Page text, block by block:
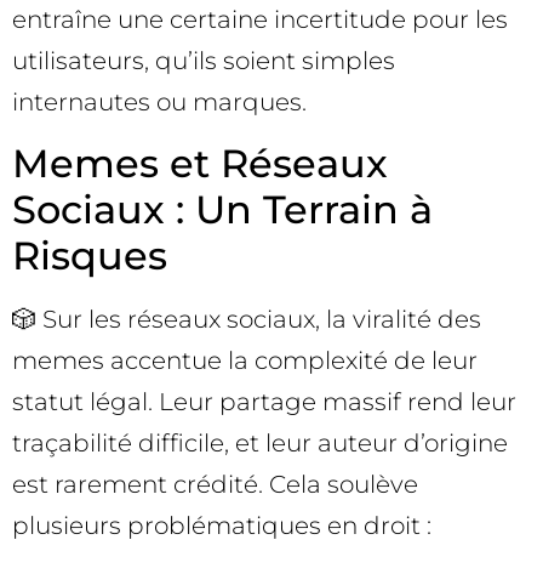
entraîne une certaine incertitude pour les
utilisateurs, qu’ils soient simples
internautes ou marques.
Memes et Réseaux
Sociaux : Un Terrain à
Risques
🎲 Sur les réseaux sociaux, la viralité des
memes accentue la complexité de leur
statut légal. Leur partage massif rend leur
traçabilité difficile, et leur auteur d’origine
est rarement crédité. Cela soulève
plusieurs problématiques en droit :